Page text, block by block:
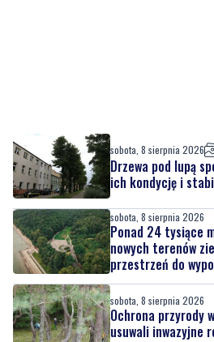
sobota, 8 sierpnia 2026
Drzewa pod lupą
ich kondycję i
sobota, 8 sierpnia 2026
Ponad 24 tysiące
nowych terenów
przestrzeń do
sobota, 8 sierpnia 2026
Ochrona przyrody
usuwali inwazyjne